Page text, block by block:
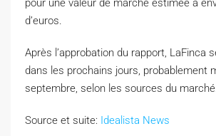
pour une valeur de marché estimée à
d’euros.
Après l’approbation du rapport, LaFinca
dans les prochains jours, probablement
septembre, selon les sources du
Source et suite: Idealista News